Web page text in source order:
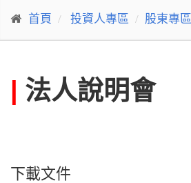
首頁 投資人專區 股東專區
| 法人說明會
下載文件